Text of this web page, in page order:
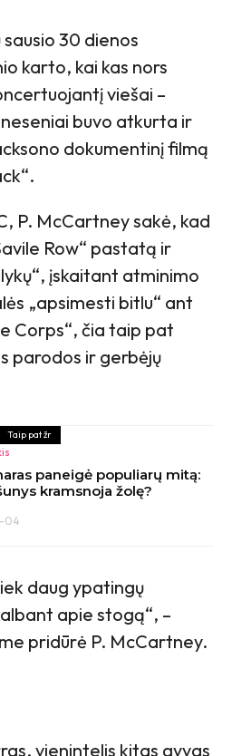
30 dienos
karto, kai kas nors
viešai –
buvo atkurta ir
dokumentinį filmą
P. McCartney sakė, kad
Row“ pastatą ir
įskaitant atminimo
„apsimesti bitlu“ ant
Corps“, čia taip pat
parodos ir gerbėjų
Taip pat žr
paneigė populiarų mitą:
kramsnoja žolę?
04
daug ypatingų
apie stogą“, –
pridūrė P. McCartney.
vienintelis kitas gyvas